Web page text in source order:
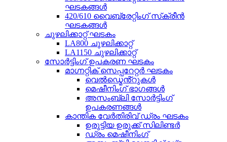
ഘടകങ്ങൾ
420/610 വൈബ്രേറ്റിംഗ് സ്‌ക്രീൻ
ഘടകങ്ങൾ
ചുഴലിക്കാറ്റ് ഘടകം
LA800 ചുഴലിക്കാറ്റ്
LA1150 ചുഴലിക്കാറ്റ്
സോർട്ടിംഗ് ഉപകരണ ഘടകം
മാഗ്നറ്റിക് സെപ്പറേറ്റർ ഘടകം
വെൽഡ്മെൻ്റുകൾ
മെഷീനിംഗ് ഭാഗങ്ങൾ
അസംബ്ലി സോർട്ടിംഗ്
ഉപകരണങ്ങൾ
കാന്തിക വേർതിരിവ് ഡ്രം ഘടകം
ഉരുട്ടിയ ഉരുക്ക് സിലിണ്ടർ
ഡ്രം മെഷീനിംഗ്